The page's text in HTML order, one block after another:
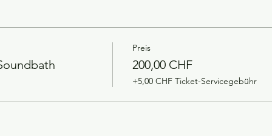
Preis
200,00 CHF
+5,00 CHF Ticket-Servicegebühr